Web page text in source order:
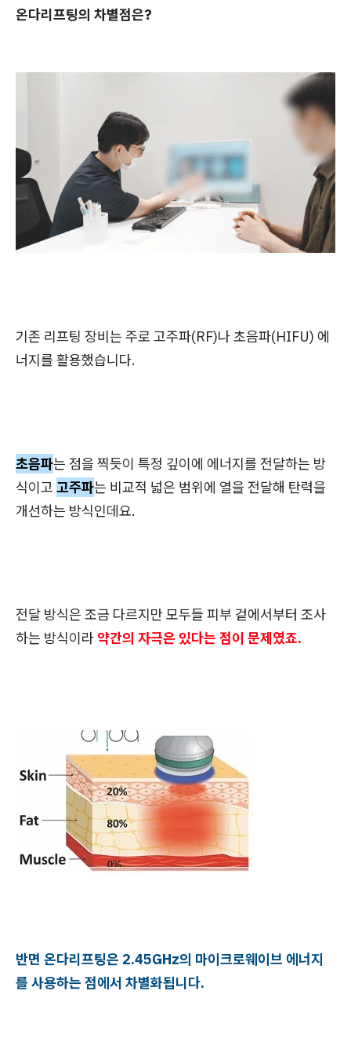
온다리프팅의 차별점은?
기존 리프팅 장비는 주로 고주파(RF)나 초음파(HIFU) 에
너지를 활용했습니다.
초음파는 점을 찍듯이 특정 깊이에 에너지를 전달하는 방
식이고 고주파는 비교적 넓은 범위에 열을 전달해 탄력을
개선하는 방식인데요.
전달 방식은 조금 다르지만 모두들 피부 겉에서부터 조사
하는 방식이라약간의 자극은 있다는 점이 문제였죠.
반면 온다리프팅은 2.45GHz의 마이크로웨이브 에너지
를 사용하는 점에서 차별화됩니다.